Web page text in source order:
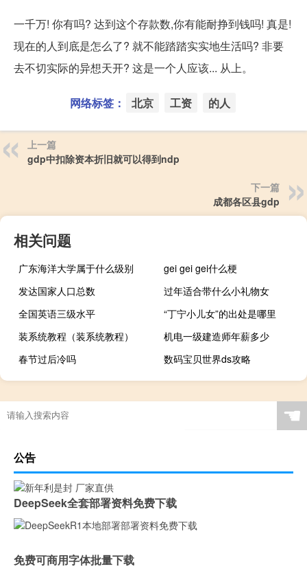
一千万! 你有吗? 达到这个存款数,你有能耐挣到钱吗! 真是!
现在的人到底是怎么了? 就不能踏踏实实地生活吗? 非要
去不切实际的异想天开? 这是一个人应该... 从上。
网络标签： 北京 工资 的人
上一篇
gdp中扣除资本折旧就可以得到ndp
下一篇
成都各区县gdp
相关问题
广东海洋大学属于什么级别
gei gei gei什么梗
发达国家人口总数
过年适合带什么小礼物女
全国英语三级水平
“丁宁小儿女”的出处是哪里
装系统教程（装系统教程）
机电一级建造师年薪多少
春节过后冷吗
数码宝贝世界ds攻略
☚
公告
DeepSeek全套部署资料免费下载
免费可商用字体批量下载